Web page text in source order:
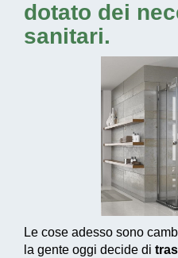
dotato dei
sanitari.
Le cose adesso sono
la gente oggi decide di